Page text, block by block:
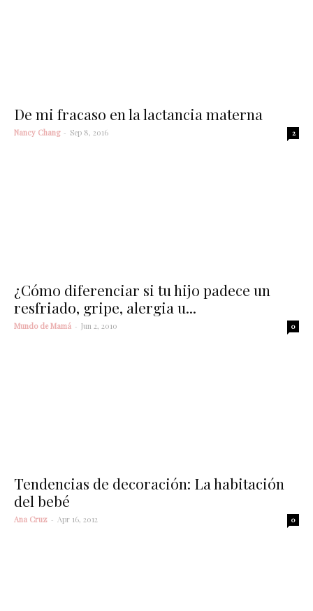
De mi fracaso en la lactancia materna
Nancy Chang - Sep 8, 2016 2
¿Cómo diferenciar si tu hijo padece un
resfriado, gripe, alergia u...
Mundo de Mamá - Jun 2, 2010 0
Tendencias de decoración: La habitación
del bebé
Ana Cruz - Apr 16, 2012 0